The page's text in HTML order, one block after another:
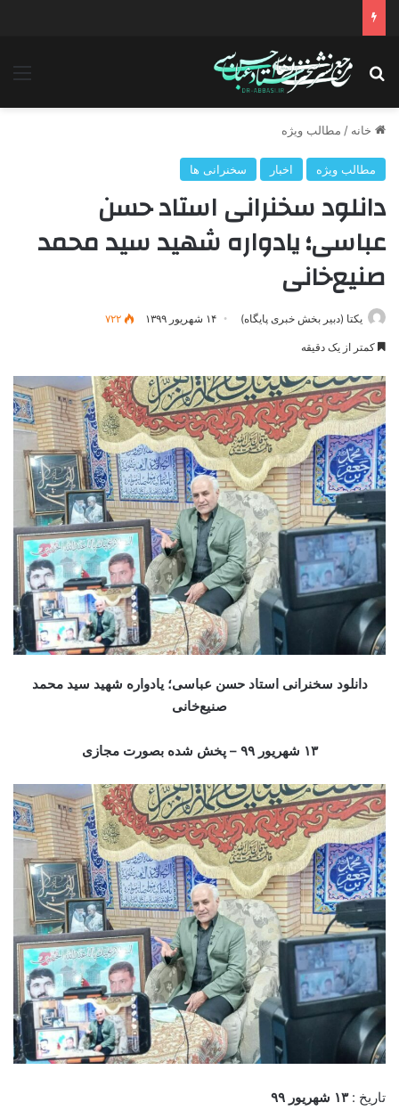
جستجو برای
خانه / مطالب ویژه
مطالب ویژه اخبار سخنرانی ها
دانلود سخنرانی استاد حسن
عباسی؛ یادواره شهید سید محمد
صنیع‌خانی
یکتا (دبیر بخش خبری پایگاه) ۱۴ شهریور ۱۳۹۹ ۷۲۲
کمتر از یک دقیقه
دانلود سخنرانی استاد حسن عباسی؛ یادواره شهید سید محمد
صنیع‌خانی
۱۳ شهریور ۹ ۹ – پخش شده بصورت مجازی
تاریخ :۱۳ شهریور ۹ ۹